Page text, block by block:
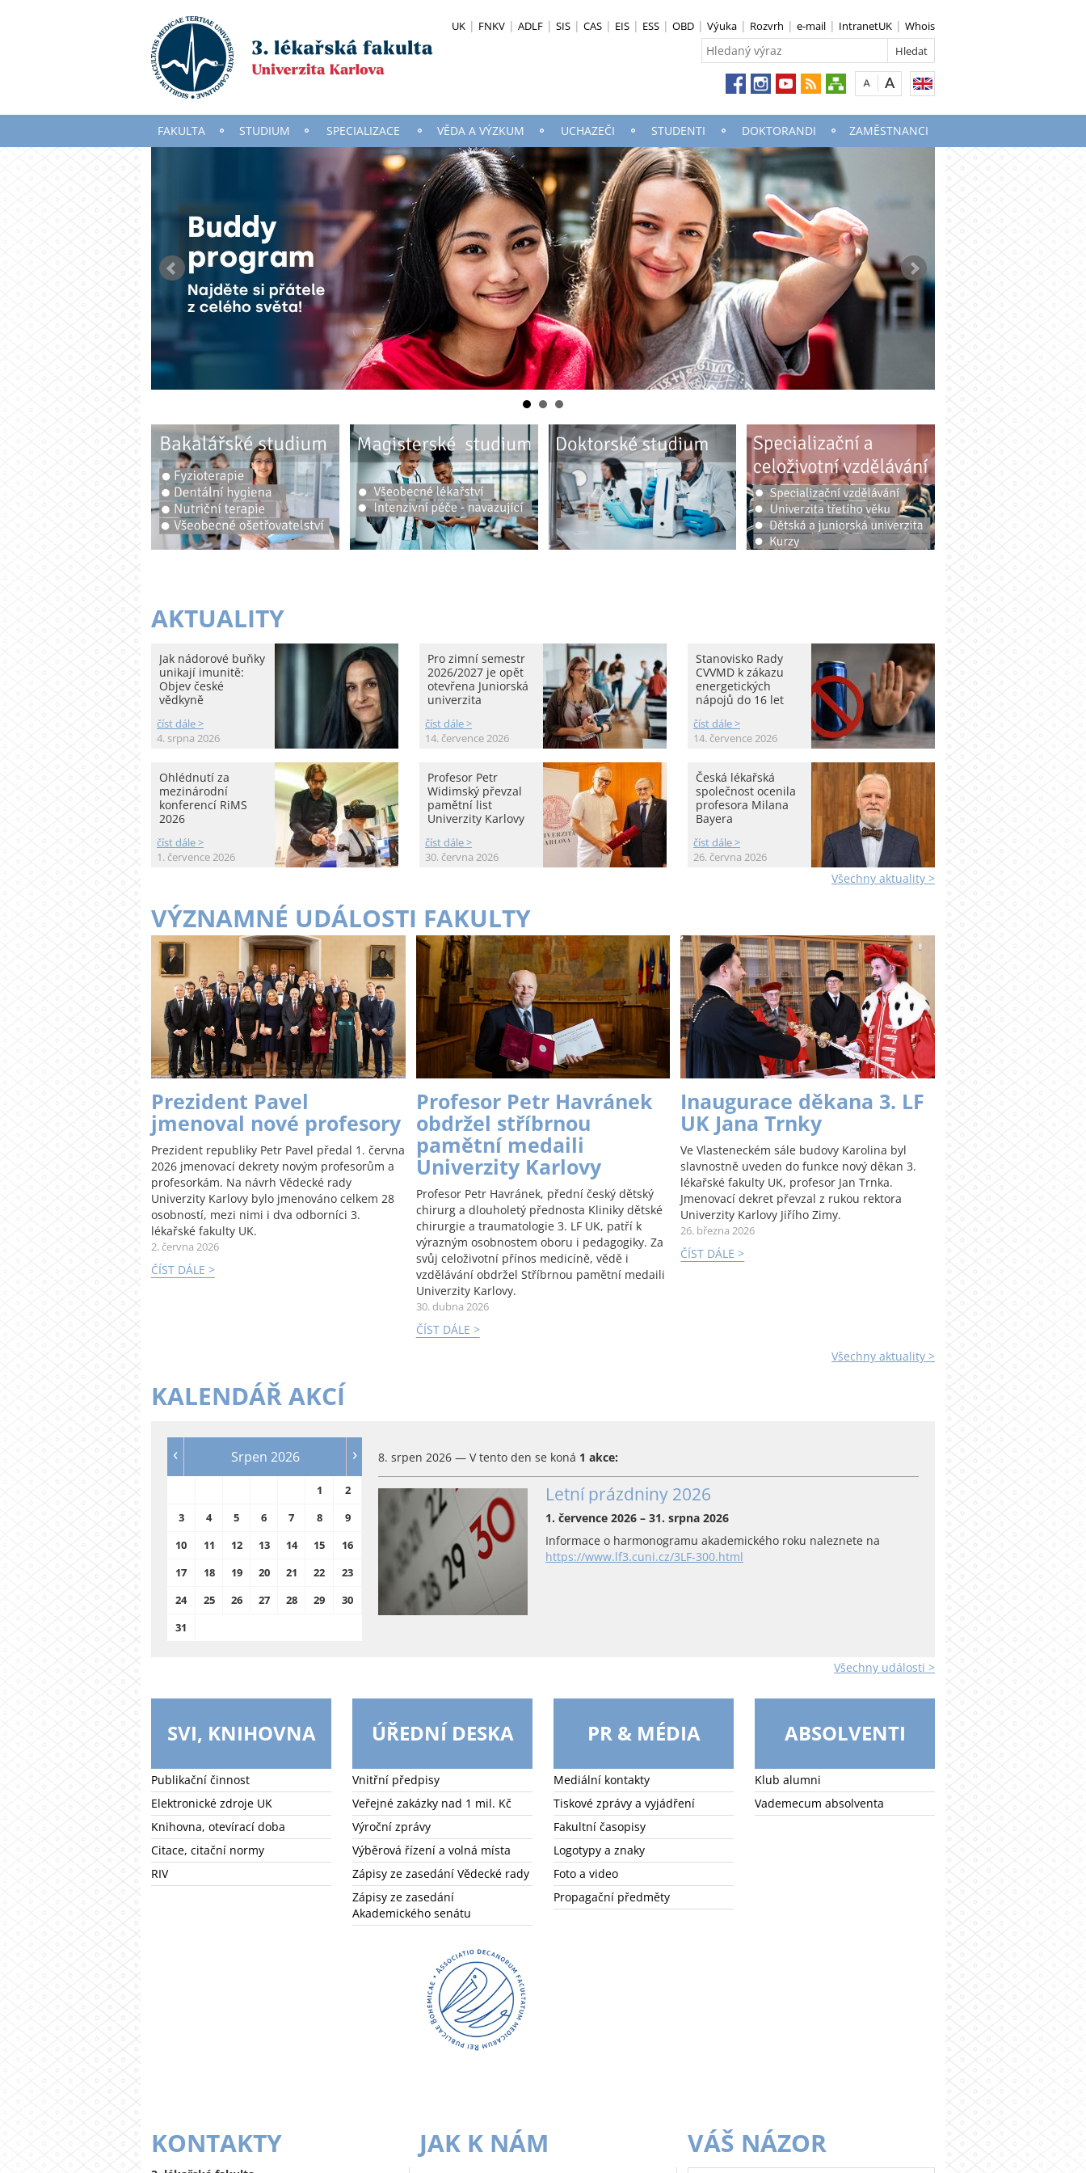
UK FNKV ADLF SIS CAS EIS ESS OBD Výuka Rozvrh e-mail IntranetUK Whois
FAKULTA STUDIUM SPECIALIZACE VĚDA A VÝZKUM UCHAZEČI STUDENTI DOKTORANDI ZAMĚSTNANCI
AKTUALITY
Jak nádorové buňky
unikají imunitě:
Objev české
vědkyně
číst dále >
4. srpna 2026
Pro zimní semestr
2026/2027 je opět
otevřena Juniorská
univerzita
číst dále >
14. července 2026
Stanovisko Rady
CVVMD k zákazu
energetických
nápojů do 16 let
číst dále >
14. července 2026
Ohlédnutí za
mezinárodní
konferencí RiMS
2026
číst dále >
1. července 2026
Profesor Petr
Widimský převzal
pamětní list
Univerzity Karlovy
číst dále >
30. června 2026
Česká lékařská
společnost ocenila
profesora Milana
Bayera
číst dále >
26. června 2026
Všechny aktuality >
VÝZNAMNÉ UDÁLOSTI FAKULTY
Prezident Pavel
jmenoval nové profesory
Prezident republiky Petr Pavel předal 1. června
2026 jmenovací dekrety novým profesorům a
profesorkám. Na návrh Vědecké rady
Univerzity Karlovy bylo jmenováno celkem 28
osobností, mezi nimi i dva odborníci 3.
lékařské fakulty UK.
2. června 2026
ČÍST DÁLE >
Profesor Petr Havránek
obdržel stříbrnou
pamětní medaili
Univerzity Karlovy
Profesor Petr Havránek, přední český dětský
chirurg a dlouholetý přednosta Kliniky dětské
chirurgie a traumatologie 3. LF UK, patří k
výrazným osobnostem oboru i pedagogiky. Za
svůj celoživotní přínos medicíně, vědě i
vzdělávání obdržel Stříbrnou pamětní medaili
Univerzity Karlovy.
30. dubna 2026
ČÍST DÁLE >
Inaugurace děkana 3. LF
UK Jana Trnky
Ve Vlasteneckém sále budovy Karolina byl
slavnostně uveden do funkce nový děkan 3.
lékařské fakulty UK, profesor Jan Trnka.
Jmenovací dekret převzal z rukou rektora
Univerzity Karlovy Jiřího Zimy.
26. března 2026
ČÍST DÁLE >
Všechny aktuality >
KALENDÁŘ AKCÍ
‹ Srpen 2026 ›
1
2
3
4 5 6 7 8
9
10
11 12 13 14 15
16
17
18 19 20 21 22
23
24
25 26 27 28 29
30
31
8. srpen 2026 — V tento den se koná 1 akce:
Letní prázdniny 2026
1. července 2026 – 31. srpna 2026
Informace o harmonogramu akademického roku naleznete na
https://www.lf3.cuni.cz/3LF-300.html
Všechny události >
SVI, KNIHOVNA
Publikační činnost
Elektronické zdroje UK
Knihovna, otevírací doba
Citace, citační normy
RIV
ÚŘEDNÍ DESKA
Vnitřní předpisy
Veřejné zakázky nad 1 mil. Kč
Výroční zprávy
Výběrová řízení a volná místa
Zápisy ze zasedání Vědecké rady
Zápisy ze zasedání
Akademického senátu
PR & MÉDIA
Mediální kontakty
Tiskové zprávy a vyjádření
Fakultní časopisy
Logotypy a znaky
Foto a video
Propagační předměty
ABSOLVENTI
Klub alumni
Vademecum absolventa
KONTAKTY JAK K NÁM VÁŠ NÁZOR